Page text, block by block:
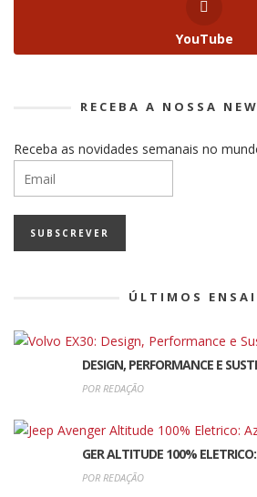
YouTube
RECEBA A NOSSA
Receba as novidades semanais no
ÚLTIMOS
DESIGN, PERFORMANCE E
POR REDAÇÃO
GER ALTITUDE 100%
POR REDAÇÃO